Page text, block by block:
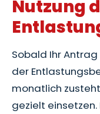
Nutzung
Sobald Ihr
der
monatlich
gezielt